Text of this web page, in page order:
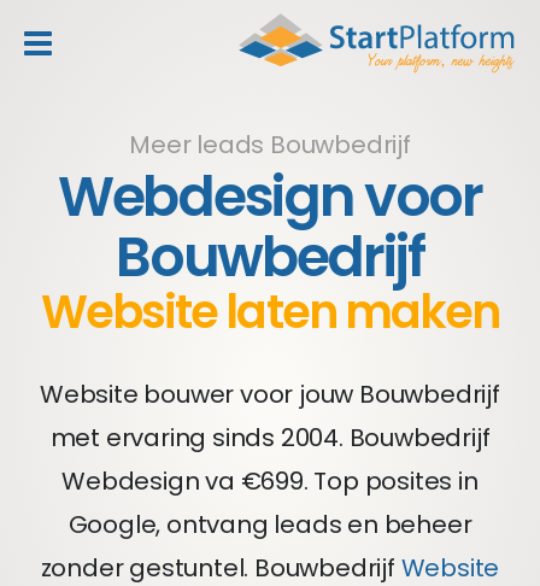
Meer leads Bouwbedrijf
Webdesign voor
Bouwbedrijf
Website laten maken
Website bouwer voor jouw Bouwbedrijf
met ervaring sinds 2004. Bouwbedrijf
Webdesign va €699. Top posites in
Google, ontvang leads en beheer
zonder gestuntel. Bouwbedrijf Website
header_toggle_navigation